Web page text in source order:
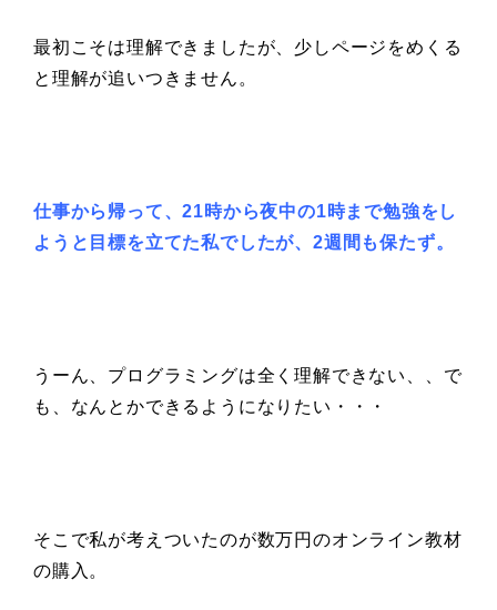
最初こそは理解できましたが、少しページをめくる
と理解が追いつきません。
仕事から帰って、21時から夜中の1時まで勉強をし
ようと 目標を立てた私でしたが、2週間も保たず。
うーん、プログラミングは全く理解できない、、で
も、なんとかできるようになりたい・・・
そこで私が考えついたのが数万円のオンライン教材
の購入。